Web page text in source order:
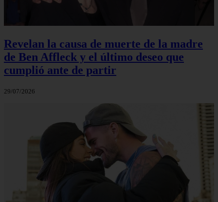
Revelan la causa de muerte de la madre
de Ben Affleck y el último deseo que
cumplió ante de partir
29/07/2026